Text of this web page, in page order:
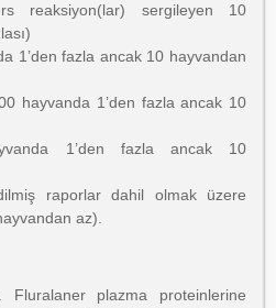
reaksiyon(lar) sergileyen 10
1’den fazla ancak 10 hayvandan
hayvanda 1’den fazla ancak 10
1’den fazla ancak 10
raporlar dahil olmak üzere
az).
Fluralaner plazma proteinlerine